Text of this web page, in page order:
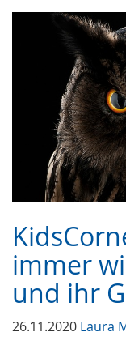
immer
und ihr
26.11.2020 Laura